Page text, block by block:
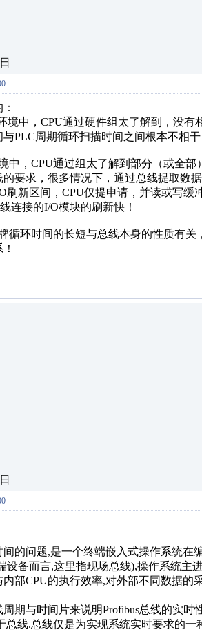
境中，CPU通过硬件组太了解到，没
PLC周期循环扫描时间之间根本不相
中，CPU通过组太了解到部分（或全
要求，很多情况下，通过总线提取数
刷新区间，CPU仅提申请，并读或写
连接的I/O模块的刷新快！
循环时间的长短与总线本身的性质有
的问题,是一个终端嵌入式操作系统在
设备而言,这里指现场总线),操作系统主
部CPU的执行效率,对外部不同数据
期与时间片来说明Profibus总线的实
总线.总线仅是为实现系统实时要求的